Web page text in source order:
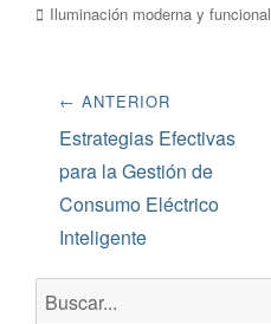
Categorías
Iluminación moderna y funcional
Navegación
de
entradas
← ANTERIOR
Entrada
anterior:
Estrategias Efectivas
para la Gestión de
Consumo Eléctrico
Inteligente